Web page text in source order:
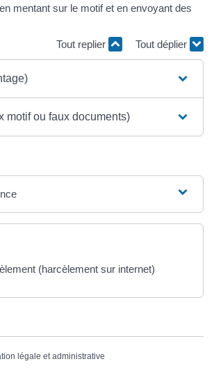
mentant sur le motif et en envoyant des
Tout replier
Tout déplier
motif ou faux documents)
(harcèlement sur internet)
légale et administrative